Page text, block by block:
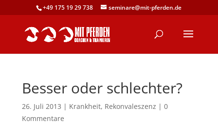
+49 175 19 29 738 seminare@mit-pferden.de
Besser oder schlechter?
26. Juli 2013 | Krankheit, Rekonvaleszenz | 0
Kommentare